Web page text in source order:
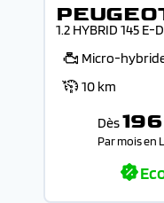
1.2 HYBRID 145 E-
Micro-
10 km
Dès
Par mois en